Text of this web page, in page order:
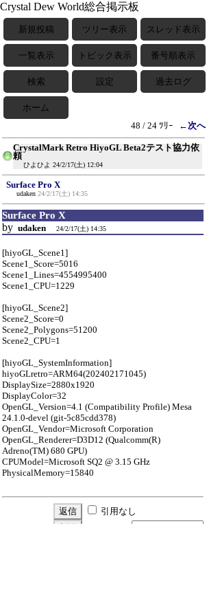
Crystal Dew World総合掲示板
新規投稿 ツリー表示 スレッド表示
一覧表示 トピック表示 番号順表示
検索 設定 過去ログ
ホーム
48 / 24 ﾂﾘｰ
←次へ
CrystalMark Retro HiyoGL Beta2テスト協力依
頼
ひよひよ 24/2/17(土) 12:04
Surface Pro X
udaken 24/2/17(土) 14:35
Surface Pro X
by udaken 24/2/17(土) 14:35
[hiyoGL_Scene1]
Scene1_Score=5016
Scene1_Lines=4554995400
Scene1_CPU=1229
[hiyoGL_Scene2]
Scene2_Score=0
Scene2_Polygons=51200
Scene2_CPU=1
[hiyoGL_SystemInformation]
hiyoGLretro=ARM64(202402171045)
DisplaySize=2880x1920
DisplayColor=32
OpenGL_Version=4.1 (Compatibility Profile) Mesa
24.1.0-devel (git-5c85cdd378)
OpenGL_Vendor=Microsoft Corporation
OpenGL_Renderer=D3D12 (Qualcomm(R)
Adreno(TM) 680 GPU)
CPUModel=Microsoft SQ2 @ 3.15 GHz
PhysicalMemory=15840
引用なし